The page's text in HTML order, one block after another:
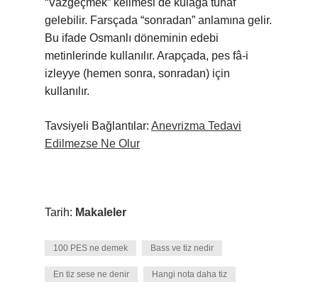
“Vazgeçmek” kelimesi de kulağa tuhaf
gelebilir. Farsçada “sonradan” anlamına gelir.
Bu ifade Osmanlı döneminin edebi
metinlerinde kullanılır. Arapçada, pes fâ-i
izleyye (hemen sonra, sonradan) için
kullanılır.
Tavsiyeli Bağlantılar: Anevrizma Tedavi
Edilmezse Ne Olur
Tarih: Makaleler
100 PES ne demek Bass ve tiz nedir
En tiz sese ne denir Hangi nota daha tiz